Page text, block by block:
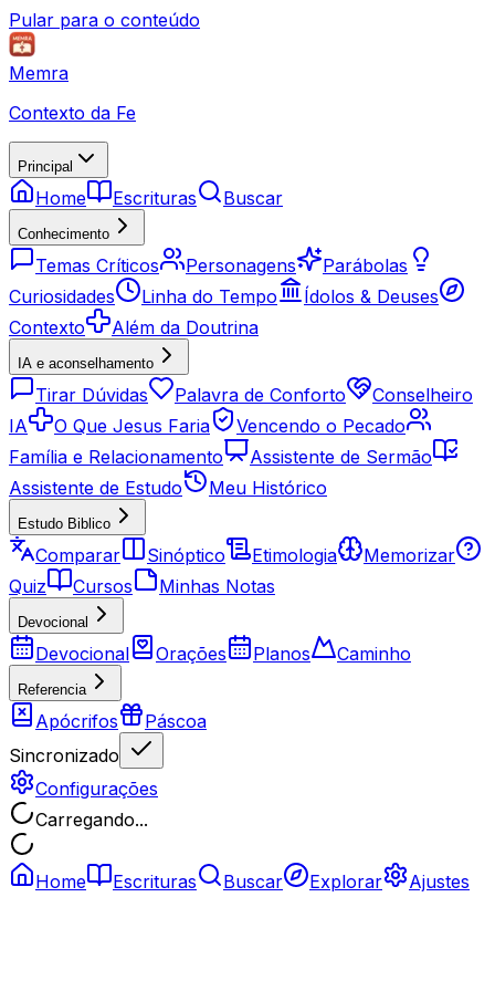
Pular para o conteúdo
Memra
Contexto da Fe
Principal
Home Escrituras Buscar
Conhecimento
Temas Críticos Personagens
Parábolas
Curiosidades
Linha do Tempo
Ídolos & Deuses
Contexto
Além da Doutrina
IA e aconselhamento
Tirar Dúvidas Palavra de Conforto
Conselheiro
IA
O Que Jesus Faria
Vencendo o Pecado
Família e Relacionamento
Assistente de Sermão
Assistente de Estudo
Meu Histórico
Estudo Biblico
Comparar Sinóptico Etimologia
Memorizar
Quiz
Cursos Minhas Notas
Devocional
Devocional Orações Planos Caminho
Referencia
Apócrifos
Páscoa
Sincronizado
Configurações
Carregando...
Home Escrituras Buscar Explorar Ajustes